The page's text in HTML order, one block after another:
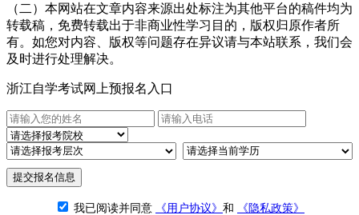
（二）本网站在文章内容来源出处标注为其他平台的稿件均为
转载稿，免费转载出于非商业性学习目的，版权归原作者所
有。如您对内容、版权等问题存在异议请与本站联系，我们会
及时进行处理解决。
浙江自学考试网上预报名入口
提交报名信息
我已阅读并同意 《用户协议》 和 《隐私政策》